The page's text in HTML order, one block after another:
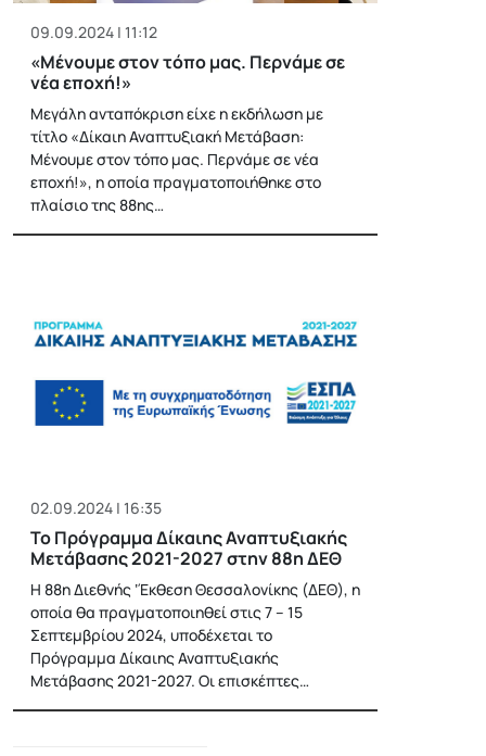
09.09.2024 | 11:12
«Μένουμε στον τόπο μας. Περνάμε σε
νέα εποχή!»
Μεγάλη ανταπόκριση είχε η εκδήλωση με
τίτλο «Δίκαιη Αναπτυξιακή Μετάβαση:
Μένουμε στον τόπο μας. Περνάμε σε νέα
εποχή!», η οποία πραγματοποιήθηκε στο
πλαίσιο της 88ης…
02.09.2024 | 16:35
Το Πρόγραμμα Δίκαιης Αναπτυξιακής
Μετάβασης 2021-2027 στην 88η ΔΕΘ
H 88η Διεθνής ‘Έκθεση Θεσσαλονίκης (ΔΕΘ), η
οποία θα πραγματοποιηθεί στις 7 – 15
Σεπτεμβρίου 2024, υποδέχεται το
Πρόγραμμα Δίκαιης Αναπτυξιακής
Μετάβασης 2021-2027. Οι επισκέπτες…